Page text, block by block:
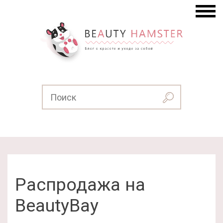
Распродажа на
BeautyBay